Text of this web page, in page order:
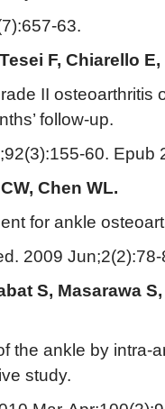
63.
F, Chiarello
II osteoarthritis
follow-up.
60. Epub
Chen WL.
for ankle
2009
S, Masarawa
the ankle by intra-
study.